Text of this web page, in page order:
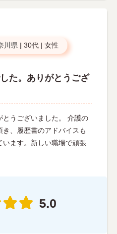
川県 | 30代 | 女性
た。ありがとうござ
うございました。 介護の
、履歴書のアドバイスも
ます。新しい職場で頑張
5.0